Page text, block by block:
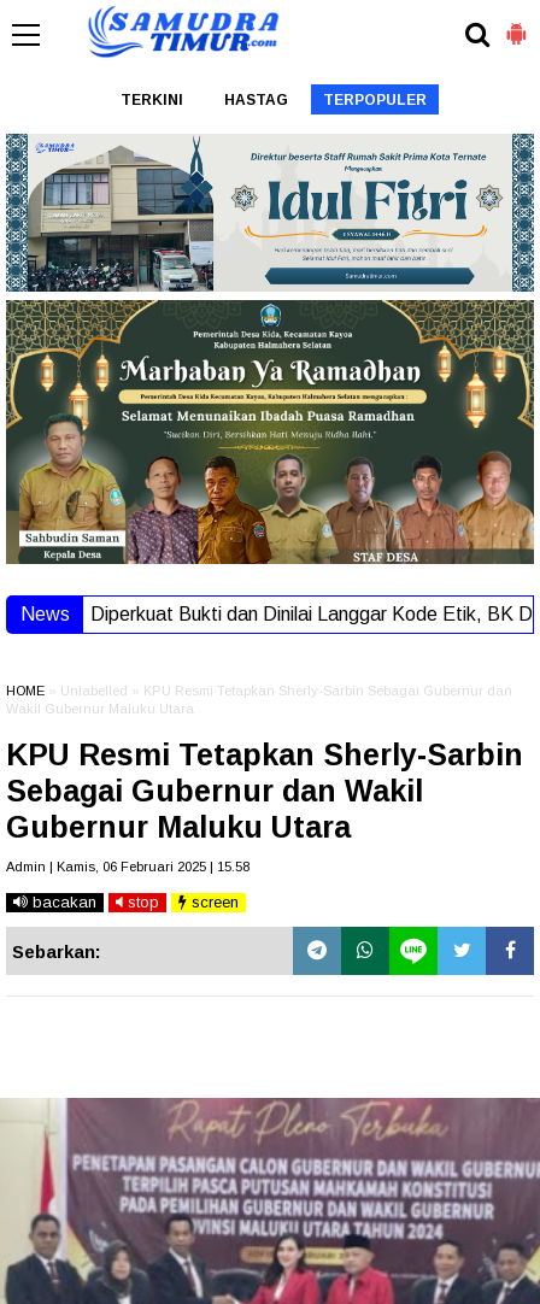
TERKINI HASTAG TERPOPULER
NewsDiperkuat Bukti dan Dinilai Langgar Kode Etik, BK
HOME » Unlabelled » KPU Resmi Tetapkan Sherly-Sarbin Sebagai Gubernur dan
Wakil Gubernur Maluku Utara
KPU Resmi Tetapkan Sherly-Sarbin
Sebagai Gubernur dan Wakil
Gubernur Maluku Utara
Admin | Kamis, 06 Februari 2025 | 15.58
bacakan stop screen
Sebarkan: